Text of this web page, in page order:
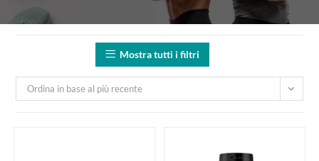
Mostra tutti i filtri
Ordina in base al più recente